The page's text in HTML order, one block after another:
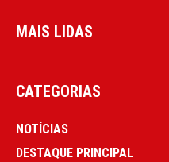
MAIS LIDAS
CATEGORIAS
NOTÍCIAS
DESTAQUE PRINCIPAL